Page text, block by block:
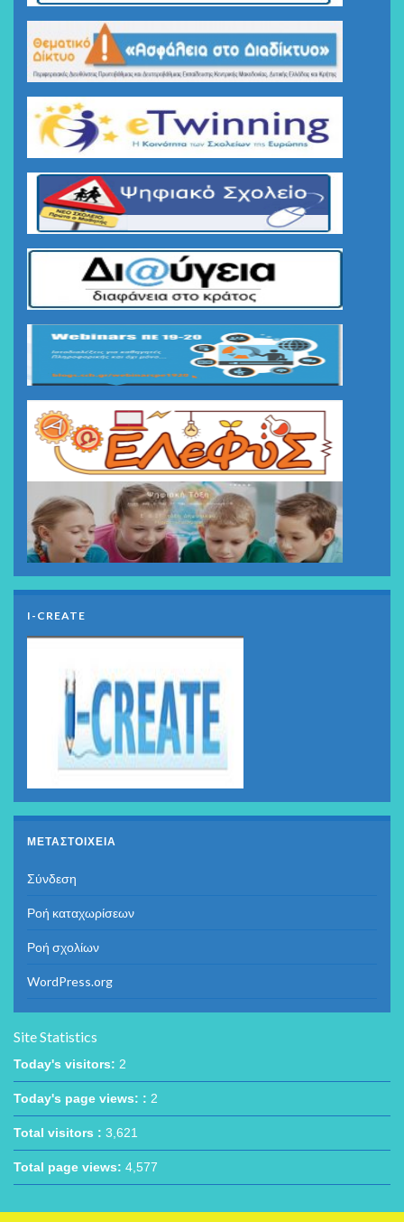
I-CREATE
ΜΕΤΑΣΤΟΙΧΕΊΑ
Σύνδεση
Ροή καταχωρίσεων
Ροή σχολίων
WordPress.org
Site Statistics
Today's visitors: 2
Today's page views: : 2
Total visitors : 3,621
Total page views: 4,577